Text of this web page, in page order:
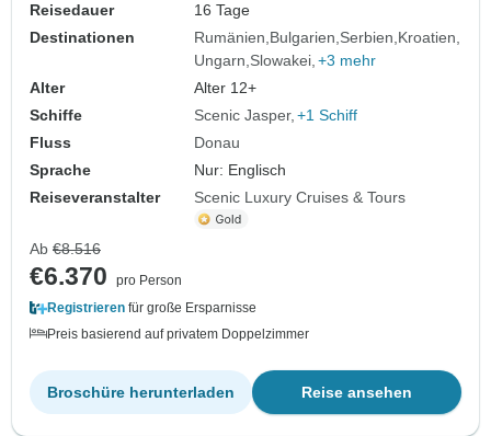
Reisedauer
16 Tage
Destinationen
Rumänien Bulgarien Serbien Kroatien
Ungarn Slowakei +3 mehr
Alter
Alter 12+
Schiffe
Scenic Jasper +1 Schiff
Fluss
Donau
Sprache
Nur: Englisch
Reiseveranstalter
Scenic Luxury Cruises & Tours
Ab €8.516
€6.370
pro Person
Registrieren für große Ersparnisse
Preis basierend auf privatem Doppelzimmer
Reise ansehen
Broschüre herunterladen